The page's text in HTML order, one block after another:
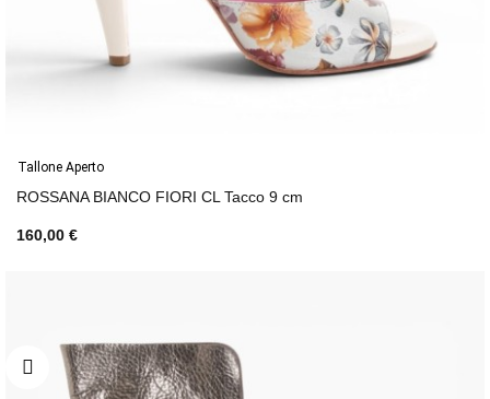
Tallone Aperto
ROSSANA BIANCO FIORI CL Tacco 9 cm
160,00 €